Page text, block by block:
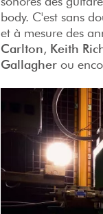
body. C'est sans
et à mesure des
Carlton, Keith
Gallagherou